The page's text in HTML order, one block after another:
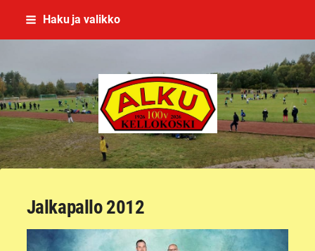
Siirry
Haku ja valikko
Kellokosken Alku ry
Jalkapallo 2012